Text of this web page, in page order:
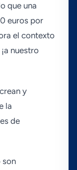
que una
euros por
el contexto
nuestro
y
la
de
son